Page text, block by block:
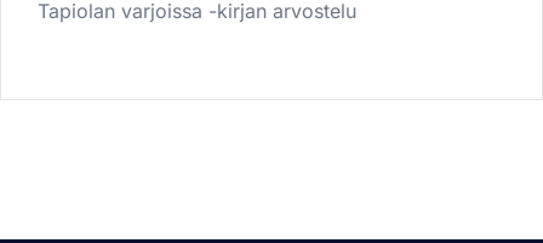
Tapiolan varjoissa -kirjan arvostelu